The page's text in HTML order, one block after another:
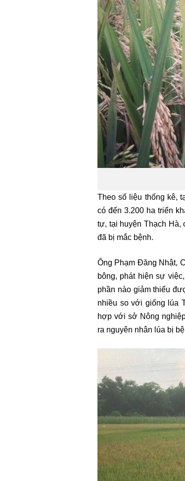
Theo số liệu thống kê,
có đến 3.200 ha triển
tự, tại huyện Thạch Hà,
đã bị mắc bệnh.
Ông Phạm Đăng Nhật,
bông, phát hiện sự
phần nào giảm thiểu
nhiều so với giống lúa
hợp với sở Nông
ra nguyên nhân lúa bị